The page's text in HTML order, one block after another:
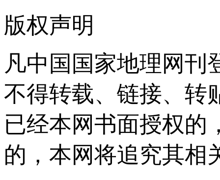
版权声明
凡中国国家地理网刊
不得转载、链接、转
已经本网书面授权的
的，本网将追究其相